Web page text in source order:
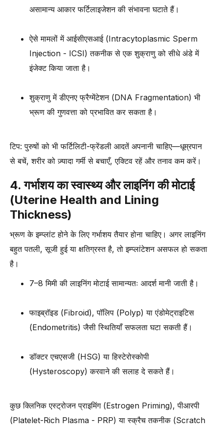
असामान्य आकार फर्टिलाइजेशन की संभावना घटाते हैं।
ऐसे मामलों में आईसीएसआई (Intracytoplasmic Sperm
Injection - ICSI) तकनीक से एक शुक्राणु को सीधे अंडे में
इंजेक्ट किया जाता है।
शुक्राणु में डीएनए फ्रैग्मेंटेशन (DNA Fragmentation) भी
भ्रूण की गुणवत्ता को प्रभावित कर सकता है।
टिप: पुरुषों को भी फर्टिलिटी-फ्रेंडली आदतें अपनानी चाहिए—धूम्रपान
से बचें, शरीर को ज़्यादा गर्मी से बचाएँ, एक्टिव रहें और तनाव कम करें।
4. गर्भाशय का स्वास्थ्य और लाइनिंग की मोटाई
(Uterine Health and Lining
Thickness)
भ्रूण के इम्प्लांट होने के लिए गर्भाशय तैयार होना चाहिए। अगर लाइनिंग
बहुत पतली, सूजी हुई या क्षतिग्रस्त है, तो इम्प्लांटेशन असफल हो सकता
है।
7–8 मिमी की लाइनिंग मोटाई सामान्यतः आदर्श मानी जाती है।
फाइब्रॉइड (Fibroid), पॉलिप (Polyp) या एंडोमेट्राइटिस
(Endometritis) जैसी स्थितियाँ सफलता घटा सकती हैं।
डॉक्टर एचएसजी (HSG) या हिस्टेरोस्कोपी
(Hysteroscopy) करवाने की सलाह दे सकते हैं।
कुछ क्लिनिक एस्ट्रोजन प्राइमिंग (Estrogen Priming), पीआरपी
(Platelet-Rich Plasma - PRP) या स्क्रैच तकनीक (Scratch